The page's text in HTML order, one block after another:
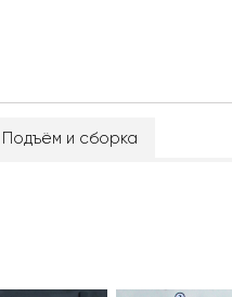
Подъём и сборка